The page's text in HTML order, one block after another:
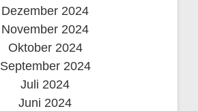
Dezember 2024
November 2024
Oktober 2024
September 2024
Juli 2024
Juni 2024